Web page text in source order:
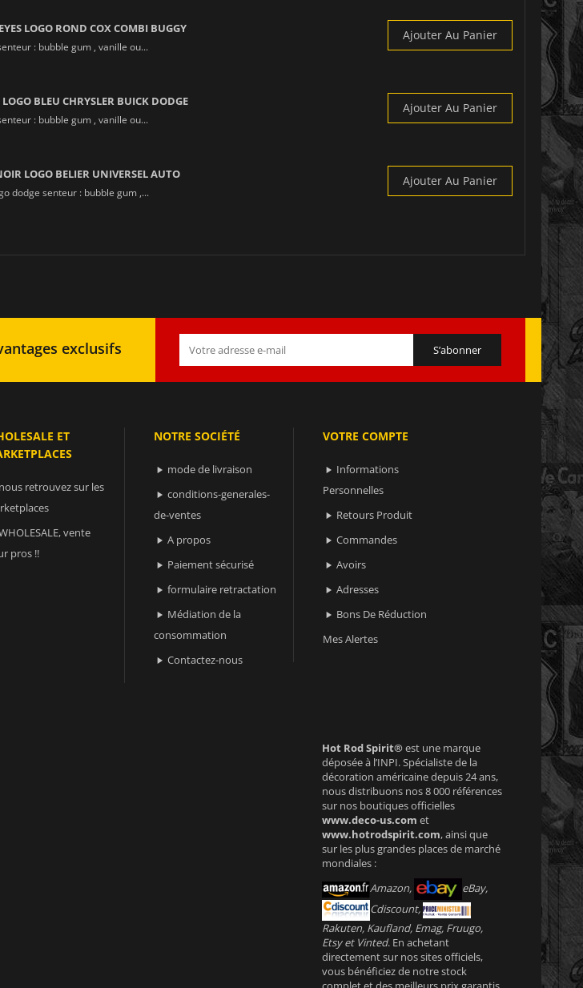
LOGO ROND COX COMBI BUGGY
: bubble gum , vanille ou...
Ajouter Au Panier
BLEU CHRYSLER BUICK DODGE
: bubble gum , vanille ou...
Ajouter Au Panier
LOGO BELIER UNIVERSEL AUTO
dodge senteur : bubble gum ,...
Ajouter Au Panier
exclusifs
ET
nous retrouvez sur les
vente
pros !!
NOTRE SOCIÉTÉ
 mode de livraison
 conditions-generales-
de-ventes
 A propos
 Paiement sécurisé
 formulaire retractation
 Médiation de la
consommation
 Contactez-nous
VOTRE COMPTE
 Informations
Personnelles
 Retours Produit
 Commandes
 Avoirs
 Adresses
 Bons De Réduction
Mes Alertes
Hot Rod Spirit®est une marque
déposée à l’INPI. Spécialiste de la
décoration américaine depuis 24 ans,
nous distribuons nos 8 000 références
sur nos boutiques officielles
www.deco-us.com et
www.hotrodspirit.com, ainsi que
sur les plus grandes places de marché
mondiales :
Amazon,
eBay,
Cdiscount,
Rakuten, Kaufland, Emag, Fruugo,
Etsy et Vinted. En achetant
directement sur nos sites officiels,
vous bénéficiez de notre stock